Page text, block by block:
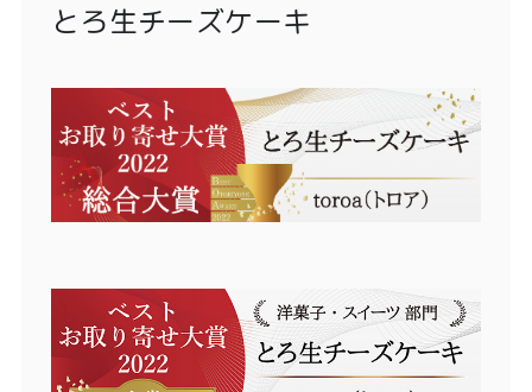
とろ生チーズケーキ